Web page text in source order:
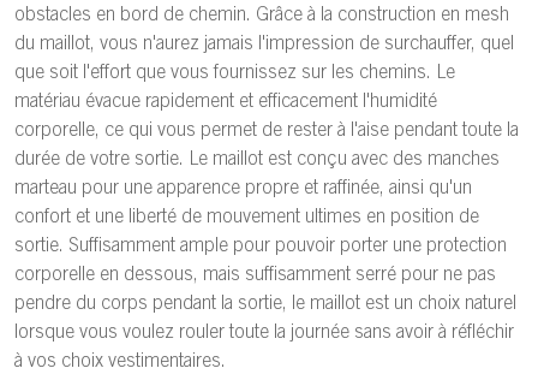
obstacles en bord de chemin. Grâce à la construction en mesh
du maillot, vous n'aurez jamais l'impression de surchauffer, quel
que soit l'effort que vous fournissez sur les chemins. Le
matériau évacue rapidement et efficacement l'humidité
corporelle, ce qui vous permet de rester à l'aise pendant toute la
durée de votre sortie. Le maillot est conçu avec des manches
marteau pour une apparence propre et raffinée, ainsi qu'un
confort et une liberté de mouvement ultimes en position de
sortie. Suffisamment ample pour pouvoir porter une protection
corporelle en dessous, mais suffisamment serré pour ne pas
pendre du corps pendant la sortie, le maillot est un choix naturel
lorsque vous voulez rouler toute la journée sans avoir à réfléchir
à vos choix vestimentaires.